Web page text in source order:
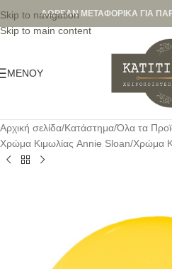
Skip to navigation
Skip to main content
ΔΩΡΕΑΝ ΜΕΤΑΦΟΡΙΚΑ ΓΙΑ
ΜΕΝΟΎ
Αρχική σελίδα/Κατάστημα/Όλα τα
Χρώμα Κιμωλίας Annie Sloan/Χρώμα